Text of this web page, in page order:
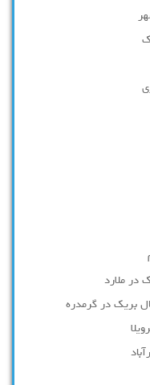
در ملارد
بریک در گرمدره